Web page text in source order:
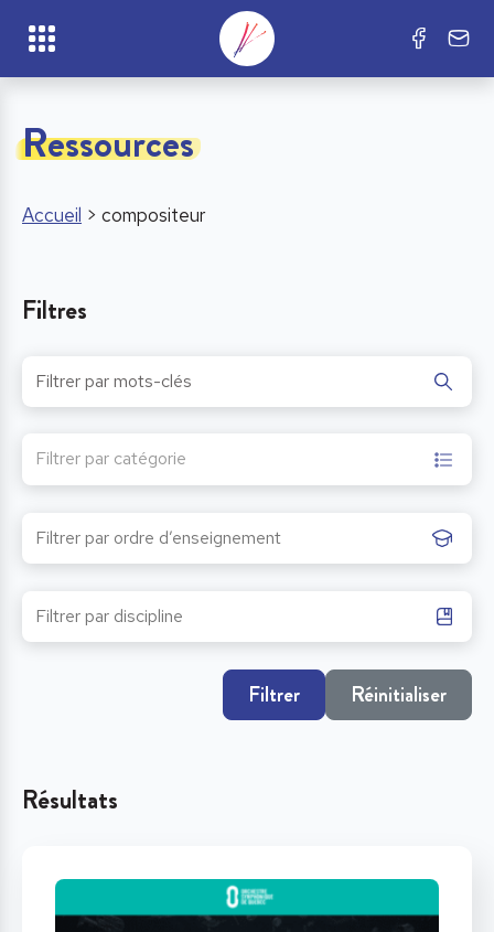
Ressources
Accueil > compositeur
Filtres
Filtrer par catégorie
Filtrer Réinitialiser
Résultats